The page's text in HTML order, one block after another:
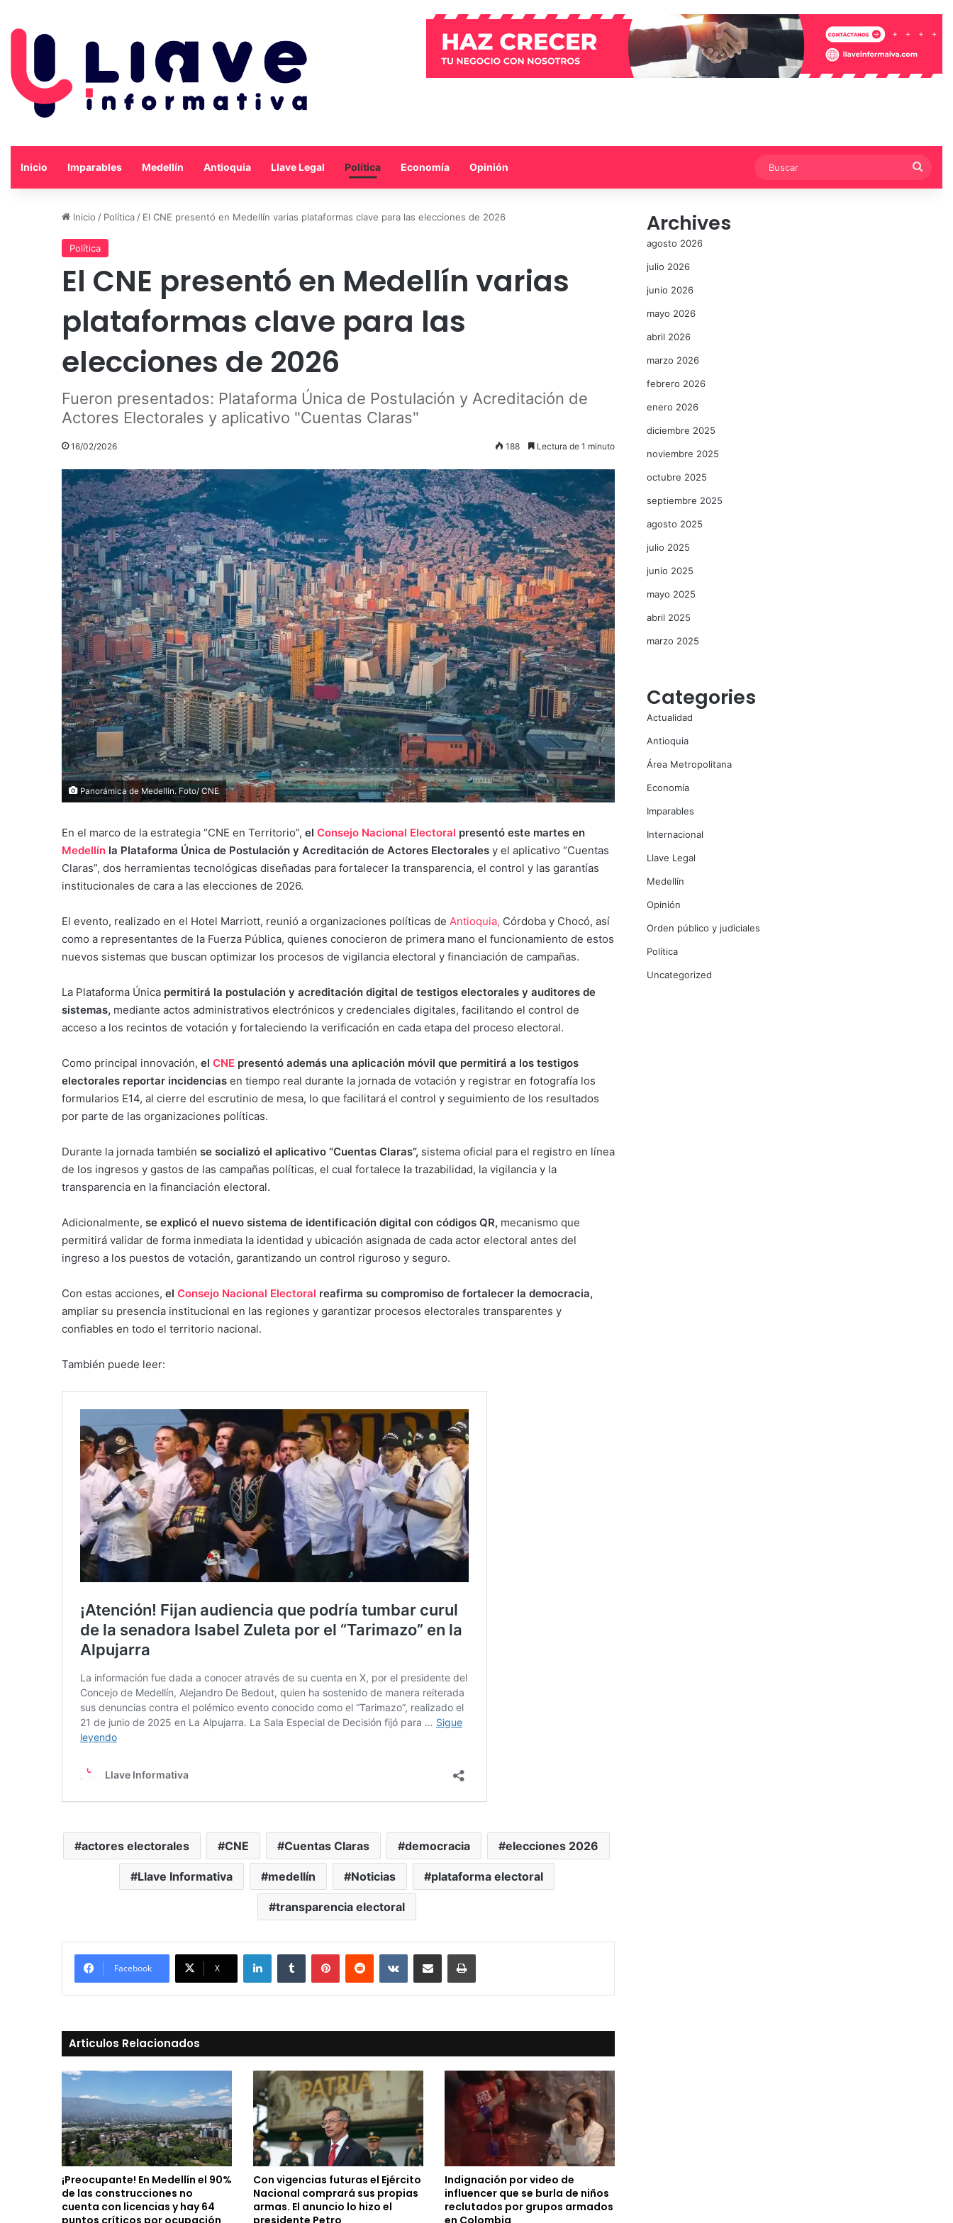
Inicio Imparables Medellín Antioquia Llave Legal Política Economía Opinión
Inicio / Política / El CNE presentó en Medellín varias plataformas clave para las elecciones de 2026
Política
El CNE presentó en Medellín varias
plataformas clave para las
elecciones de 2026
Fueron presentados: Plataforma Única de Postulación y Acreditación de
Actores Electorales y aplicativo "Cuentas Claras"
16/02/2026 188 Lectura de 1 minuto
Panorámica de Medellín. Foto/ CNE
En el marco de la estrategia “CNE en Territorio”, el Consejo Nacional Electoral presentó este martes en
Medellín la Plataforma Única de Postulación y Acreditación de Actores Electorales y el aplicativo “Cuentas
Claras”, dos herramientas tecnológicas diseñadas para fortalecer la transparencia, el control y las garantías
institucionales de cara a las elecciones de 2026.
El evento, realizado en el Hotel Marriott, reunió a organizaciones políticas de Antioquia, Córdoba y Chocó, así
como a representantes de la Fuerza Pública, quienes conocieron de primera mano el funcionamiento de estos
nuevos sistemas que buscan optimizar los procesos de vigilancia electoral y financiación de campañas.
La Plataforma Única permitirá la postulación y acreditación digital de testigos electorales y auditores de
sistemas, mediante actos administrativos electrónicos y credenciales digitales, facilitando el control de
acceso a los recintos de votación y fortaleciendo la verificación en cada etapa del proceso electoral.
Como principal innovación, el CNE presentó además una aplicación móvil que permitirá a los testigos
electorales reportar incidencias en tiempo real durante la jornada de votación y registrar en fotografía los
formularios E14, al cierre del escrutinio de mesa, lo que facilitará el control y seguimiento de los resultados
por parte de las organizaciones políticas.
Durante la jornada también se socializó el aplicativo “Cuentas Claras”, sistema oficial para el registro en línea
de los ingresos y gastos de las campañas políticas, el cual fortalece la trazabilidad, la vigilancia y la
transparencia en la financiación electoral.
Adicionalmente, se explicó el nuevo sistema de identificación digital con códigos QR, mecanismo que
permitirá validar de forma inmediata la identidad y ubicación asignada de cada actor electoral antes del
ingreso a los puestos de votación, garantizando un control riguroso y seguro.
Con estas acciones, el Consejo Nacional Electoral reafirma su compromiso de fortalecer la democracia,
ampliar su presencia institucional en las regiones y garantizar procesos electorales transparentes y
confiables en todo el territorio nacional.
También puede leer:
actores electorales CNE Cuentas Claras democracia elecciones 2026
Llave Informativa medellín Noticias plataforma electoral
transparencia electoral
Facebook X
LinkedInTumblr PinterestReddit VKontakte
Compartir vía Mail Print
Articulos Relacionados
¡Preocupante! En Medellín el 90%
de las construcciones no
cuenta con licencias y hay 64
Con vigencias futuras el Ejército
Nacional comprará sus propias
armas. El anuncio lo hizo el
Indignación por video de
influencer que se burla de niños
reclutados por grupos armados
Archives
agosto 2026
julio 2026
junio 2026
mayo 2026
abril 2026
marzo 2026
febrero 2026
enero 2026
diciembre 2025
noviembre 2025
octubre 2025
septiembre 2025
agosto 2025
julio 2025
junio 2025
mayo 2025
abril 2025
marzo 2025
Categories
Actualidad
Antioquia
Área Metropolitana
Economía
Imparables
Internacional
Llave Legal
Medellín
Opinión
Orden público y judiciales
Política
Uncategorized